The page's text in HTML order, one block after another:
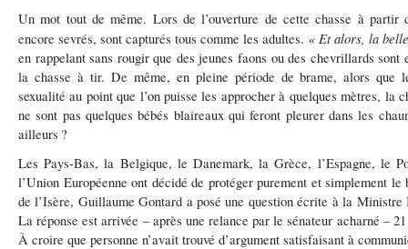
Un mot tout de même. Lors de l’ouverture de cette chasse à partir
encore sevrés, sont capturés tous comme les adultes. « Et alors, la
en rappelant sans rougir que des jeunes faons ou des chevrillards sont
la chasse à tir. De même, en pleine période de brame, alors que
sexualité au point que l’on puisse les approcher à quelques mètres, la
ne sont pas quelques bébés blaireaux qui feront pleurer dans les
ailleurs ?
Les Pays-Bas, la Belgique, le Danemark, la Grèce, l’Espagne, le
l’Union Européenne ont décidé de protéger purement et simplement
de l’Isère, Guillaume Gontard a posé une question écrite à la
La réponse est arrivée – après une relance par le sénateur acharné –
À croire que personne n’avait trouvé d’argument satisfaisant à